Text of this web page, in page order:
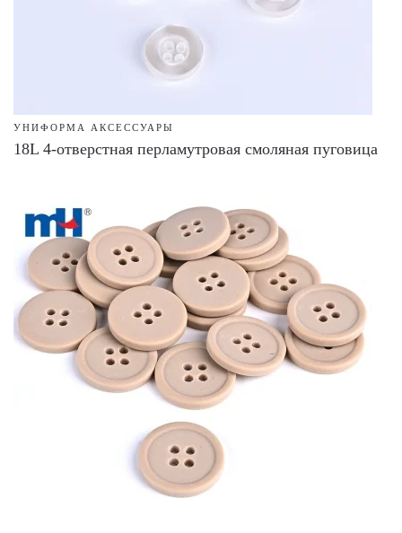
УНИФОРМА АКСЕССУАРЫ
18L 4-отверстная перламутровая смоляная пуговица